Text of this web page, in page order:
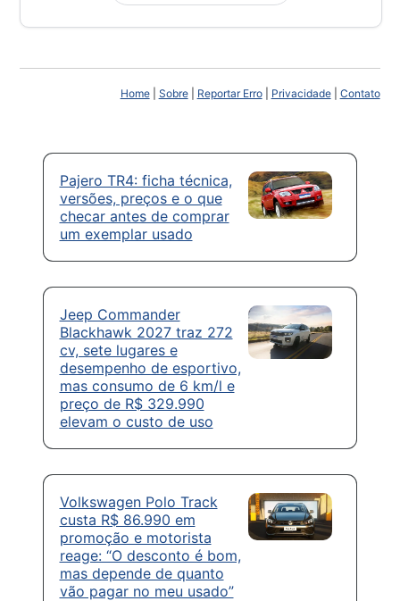
Home| Sobre| Reportar Erro| Privacidade| Contato
Pajero TR4: ficha técnica,
versões, preços e o que
checar antes de comprar
um exemplar usado
Jeep Commander
Blackhawk 2027 traz 272
cv, sete lugares e
desempenho de esportivo,
mas consumo de 6 km/l e
preço de R$ 329.990
elevam o custo de uso
Volkswagen Polo Track
custa R$ 86.990 em
promoção e motorista
reage: “O desconto é bom,
mas depende de quanto
vão pagar no meu usado”